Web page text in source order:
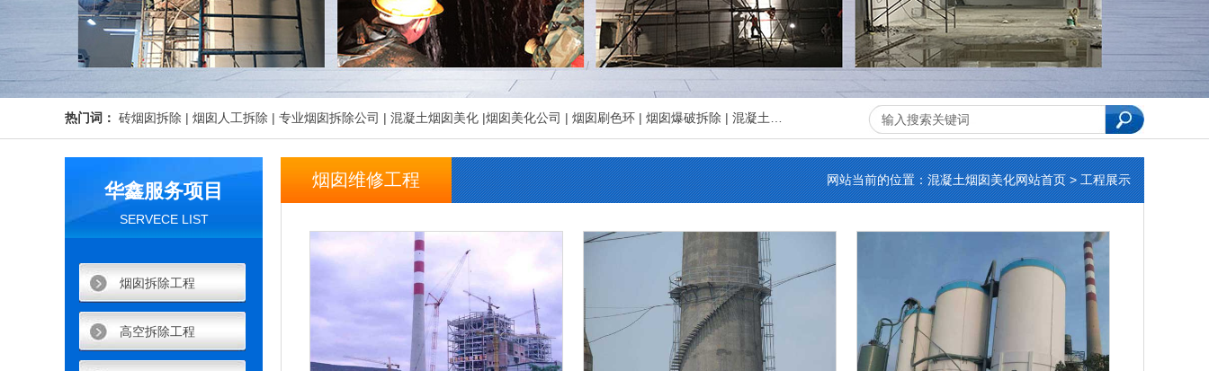
热门词： 砖烟囱拆除 | 烟囱人工拆除 | 专业烟囱拆除公司 | 混凝土烟囱美化 |烟囱美化公司 | 烟囱刷色环 | 烟囱爆破拆除 | 混凝土烟囱拆除
华鑫服务项目
SERVECE LIST
烟囱拆除工程
高空拆除工程
烟囱维修工程 网站当前的位置：混凝土烟囱美化网站首页 > 工程展示